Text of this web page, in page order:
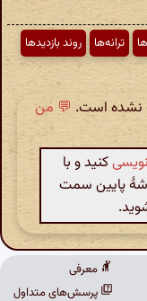
ترانه‌ها
روند بازدیدها
نشده است.💬 من
کنید و با
پایین سمت
معرفی
پرسش‌های متداول